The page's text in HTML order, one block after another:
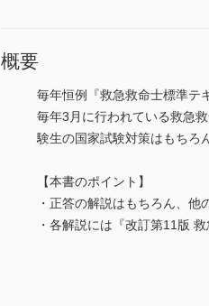
概要
毎年恒例『救急救命士標準テ
毎年3月に行われている救急
験生の国家試験対策はもちろ
【本書のポイント】
・正答の解説はもちろん、
・各解説には『改訂第11版